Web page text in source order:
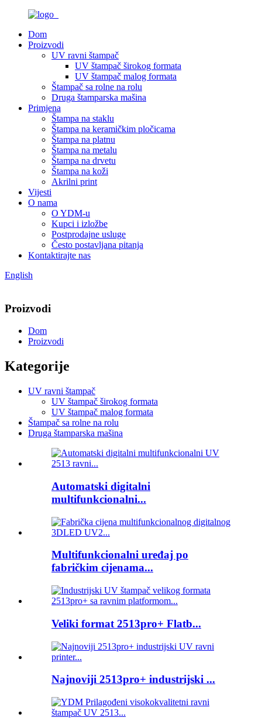
Dom
Proizvodi
UV ravni štampač
UV štampač širokog formata
UV štampač malog formata
Štampač sa rolne na rolu
Druga štamparska mašina
Primjena
Štampa na staklu
Štampa na keramičkim pločicama
Štampa na platnu
Štampa na metalu
Štampa na drvetu
Štampa na koži
Akrilni print
Vijesti
O nama
O YDM-u
Kupci i izložbe
Postprodajne usluge
Često postavljana pitanja
Kontaktirajte nas
English
Proizvodi
Dom
Proizvodi
Kategorije
UV ravni štampač
UV štampač širokog formata
UV štampač malog formata
Štampač sa rolne na rolu
Druga štamparska mašina
Automatski digitalni
multifunkcionalni...
Multifunkcionalni uređaj po
fabričkim cijenama...
Veliki format 2513pro+ Flatb...
Najnoviji 2513pro+ industrijski ...